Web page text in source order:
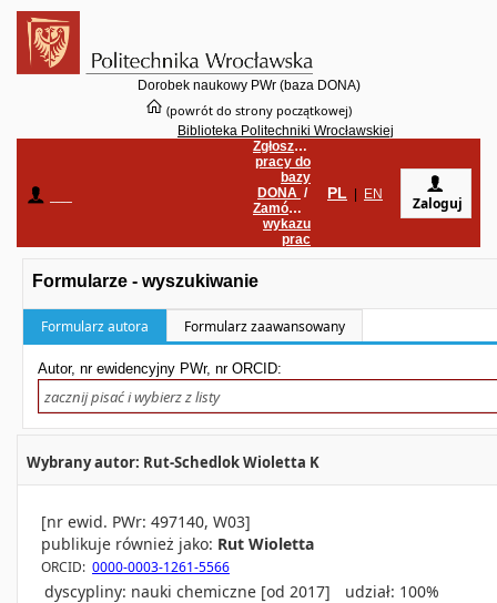
Dorobek naukowy PWr (baza DONA)
(powrót do strony początkowej)
Biblioteka Politechniki Wrocławskiej
Zgłoszenie
pracy do
bazy
DONA /
Zamówienie
wykazu
prac
PL EN Zaloguj
Formularze - wyszukiwanie
Formularz autora Formularz zaawansowany
Autor, nr ewidencyjny PWr, nr ORCID:
Wybrany autor: Rut-Schedlok Wioletta K
[nr ewid. PWr: 497140, W03]
publikuje również jako: Rut Wioletta
ORCID: 0000-0003-1261-5566
dyscypliny: nauki chemiczne [od 2017] udział: 100%